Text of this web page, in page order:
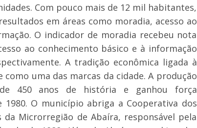
Com pouco mais de 12 mil habitantes,
em áreas como moradia, acesso ao
O indicador de moradia recebeu nota
ao conhecimento básico e à informação
A tradição econômica ligada à
uma das marcas da cidade. A produção
450 anos de história e ganhou força
O município abriga a Cooperativa dos
da Microrregião de Abaíra, responsável pela